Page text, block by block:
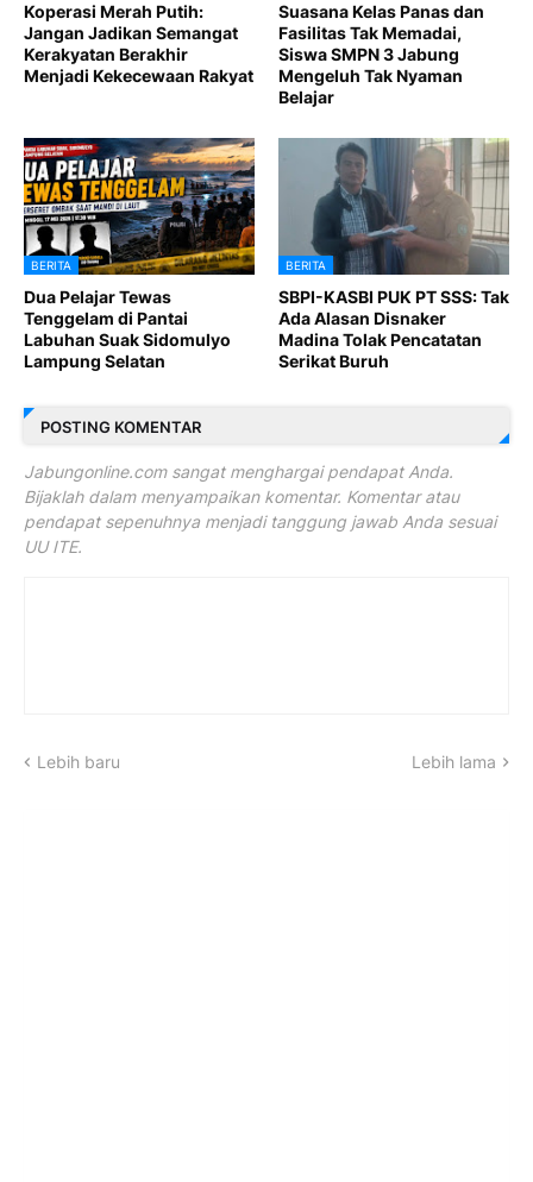
Koperasi Merah Putih:
Jangan Jadikan Semangat
Kerakyatan Berakhir
Menjadi Kekecewaan Rakyat
Suasana Kelas Panas dan
Fasilitas Tak Memadai,
Siswa SMPN 3 Jabung
Mengeluh Tak Nyaman
Belajar
BERITA
Dua Pelajar Tewas
Tenggelam di Pantai
Labuhan Suak Sidomulyo
Lampung Selatan
BERITA
SBPI-KASBI PUK PT SSS: Tak
Ada Alasan Disnaker
Madina Tolak Pencatatan
Serikat Buruh
POSTING KOMENTAR
Jabungonline.com sangat menghargai pendapat Anda.
Bijaklah dalam menyampaikan komentar. Komentar atau
pendapat sepenuhnya menjadi tanggung jawab Anda sesuai
UU ITE.
Lebih baru Lebih lama